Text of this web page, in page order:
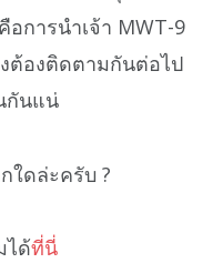
อการนำเจ้า MWT-9
ต้องติดตามกันต่อไป
กันแน่
ใดล่ะครับ ?
ได้ที่นี่